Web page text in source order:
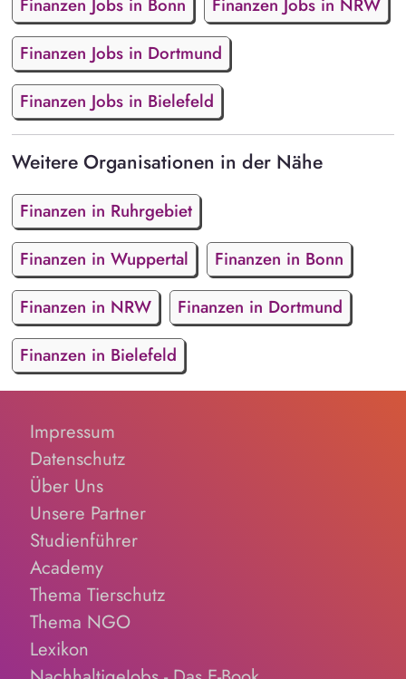
Finanzen Jobs in Dortmund
Finanzen Jobs in Bielefeld
Weitere Organisationen in der Nähe
Finanzen in Ruhrgebiet
Finanzen in Wuppertal
Finanzen in Bonn
Finanzen in NRW
Finanzen in Dortmund
Finanzen in Bielefeld
Impressum
Datenschutz
Über Uns
Unsere Partner
Studienführer
Academy
Thema Tierschutz
Thema NGO
Lexikon